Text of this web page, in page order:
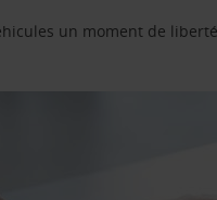
un moment de